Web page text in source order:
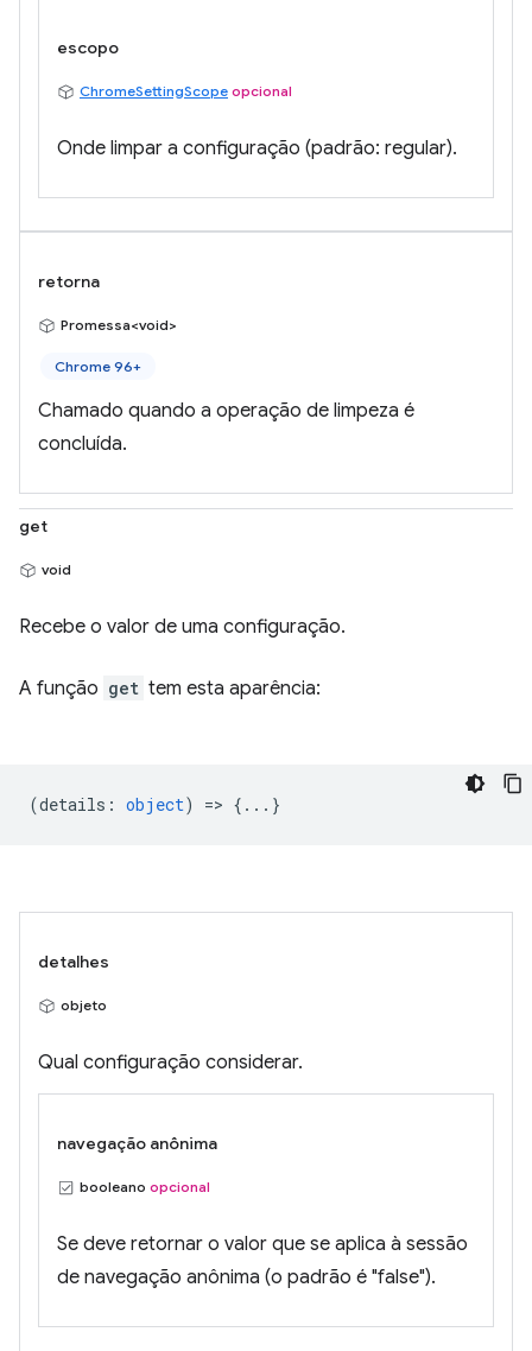
escopo
ChromeSettingScope opcional
Onde limpar a configuração (padrão: regular).
retorna
Promessa<void>
Chrome 96+
Chamado quando a operação de limpeza é
concluída.
get
void
Recebe o valor de uma configuração.
A função get tem esta aparência:
(details : object) => {...}
detalhes
objeto
Qual configuração considerar.
navegação anônima
booleano opcional
Se deve retornar o valor que se aplica à sessão
de navegação anônima (o padrão é "false").